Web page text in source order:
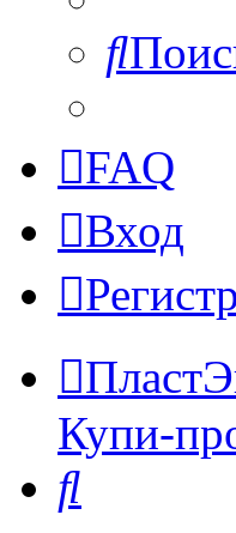
FAQ
Вход
Купи-